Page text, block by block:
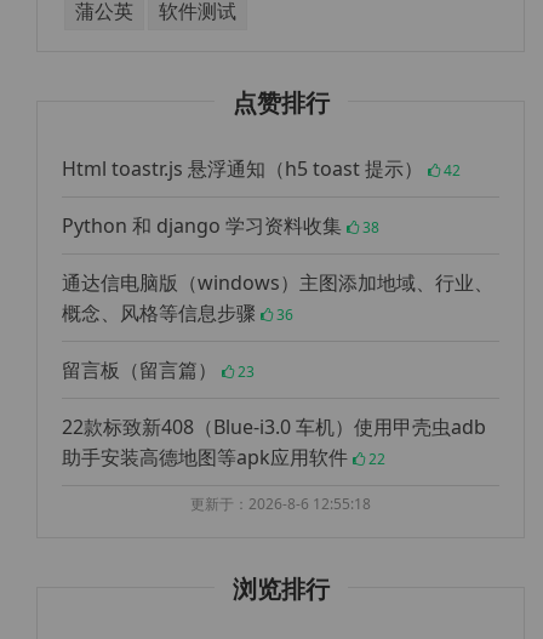
蒲公英
软件测试
点赞排行
Html toastr.js 悬浮通知（h5 toast 提示） 42
Python 和 django 学习资料收集 38
通达信电脑版（windows）主图添加地域、行业、
概念、风格等信息步骤
36
留言板（留言篇） 23
22款标致新408（Blue-i3.0 车机）使用甲壳虫adb
助手安装高德地图等apk应用软件
22
更新于：2026-8-6 12:55:18
浏览排行